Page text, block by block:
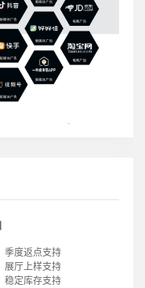
度返点支持
厅上样支持
定库存支持